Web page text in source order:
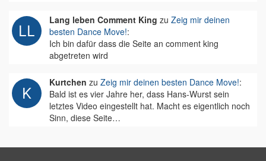
Lang leben Comment King zu Zeig mir deinen
besten Dance Move!:
Ich bin dafür dass die Seite an comment king
abgetreten wird
Kurtchen zu Zeig mir deinen besten Dance Move!:
Bald ist es vier Jahre her, dass Hans-Wurst sein
letztes Video eingestellt hat. Macht es eigentlich noch
Sinn, diese Seite…